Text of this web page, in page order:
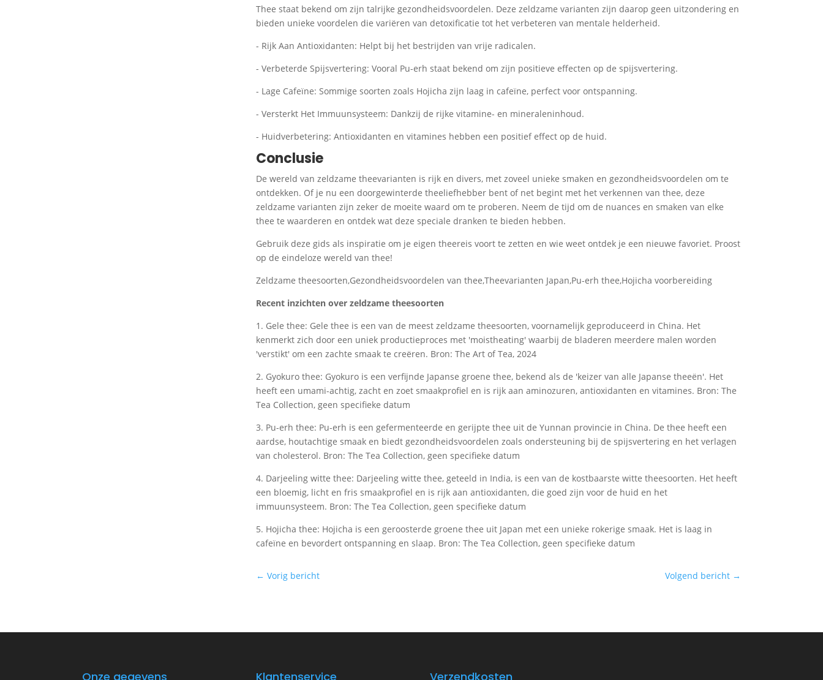
Thee staat bekend om zijn talrijke gezondheidsvoordelen. Deze zeldzame varianten zijn daarop geen uitzondering en
bieden unieke voordelen die variëren van detoxificatie tot het verbeteren van mentale helderheid.
- Rijk Aan Antioxidanten: Helpt bij het bestrijden van vrije radicalen.
- Verbeterde Spijsvertering: Vooral Pu-erh staat bekend om zijn positieve effecten op de spijsvertering.
- Lage Cafeïne: Sommige soorten zoals Hojicha zijn laag in cafeïne, perfect voor ontspanning.
- Versterkt Het Immuunsysteem: Dankzij de rijke vitamine- en mineraleninhoud.
- Huidverbetering: Antioxidanten en vitamines hebben een positief effect op de huid.
Conclusie
De wereld van zeldzame theevarianten is rijk en divers, met zoveel unieke smaken en gezondheidsvoordelen om te
ontdekken. Of je nu een doorgewinterde theeliefhebber bent of net begint met het verkennen van thee, deze
zeldzame varianten zijn zeker de moeite waard om te proberen. Neem de tijd om de nuances en smaken van elke
thee te waarderen en ontdek wat deze speciale dranken te bieden hebben.
Gebruik deze gids als inspiratie om je eigen theereis voort te zetten en wie weet ontdek je een nieuwe favoriet. Proost
op de eindeloze wereld van thee!
Zeldzame theesoorten,Gezondheidsvoordelen van thee,Theevarianten Japan,Pu-erh thee,Hojicha voorbereiding
Recent inzichten over zeldzame theesoorten
1. Gele thee: Gele thee is een van de meest zeldzame theesoorten, voornamelijk geproduceerd in China. Het
kenmerkt zich door een uniek productieproces met 'moistheating' waarbij de bladeren meerdere malen worden
'verstikt' om een zachte smaak te creëren. Bron: The Art of Tea, 2024
2. Gyokuro thee: Gyokuro is een verfijnde Japanse groene thee, bekend als de 'keizer van alle Japanse theeën'. Het
heeft een umami-achtig, zacht en zoet smaakprofiel en is rijk aan aminozuren, antioxidanten en vitamines. Bron: The
Tea Collection, geen specifieke datum
3. Pu-erh thee: Pu-erh is een gefermenteerde en gerijpte thee uit de Yunnan provincie in China. De thee heeft een
aardse, houtachtige smaak en biedt gezondheidsvoordelen zoals ondersteuning bij de spijsvertering en het verlagen
van cholesterol. Bron: The Tea Collection, geen specifieke datum
4. Darjeeling witte thee: Darjeeling witte thee, geteeld in India, is een van de kostbaarste witte theesoorten. Het heeft
een bloemig, licht en fris smaakprofiel en is rijk aan antioxidanten, die goed zijn voor de huid en het
immuunsysteem. Bron: The Tea Collection, geen specifieke datum
5. Hojicha thee: Hojicha is een geroosterde groene thee uit Japan met een unieke rokerige smaak. Het is laag in
cafeïne en bevordert ontspanning en slaap. Bron: The Tea Collection, geen specifieke datum
← Vorig bericht Volgend bericht→
Onze gegevens Klantenservice Verzendkosten